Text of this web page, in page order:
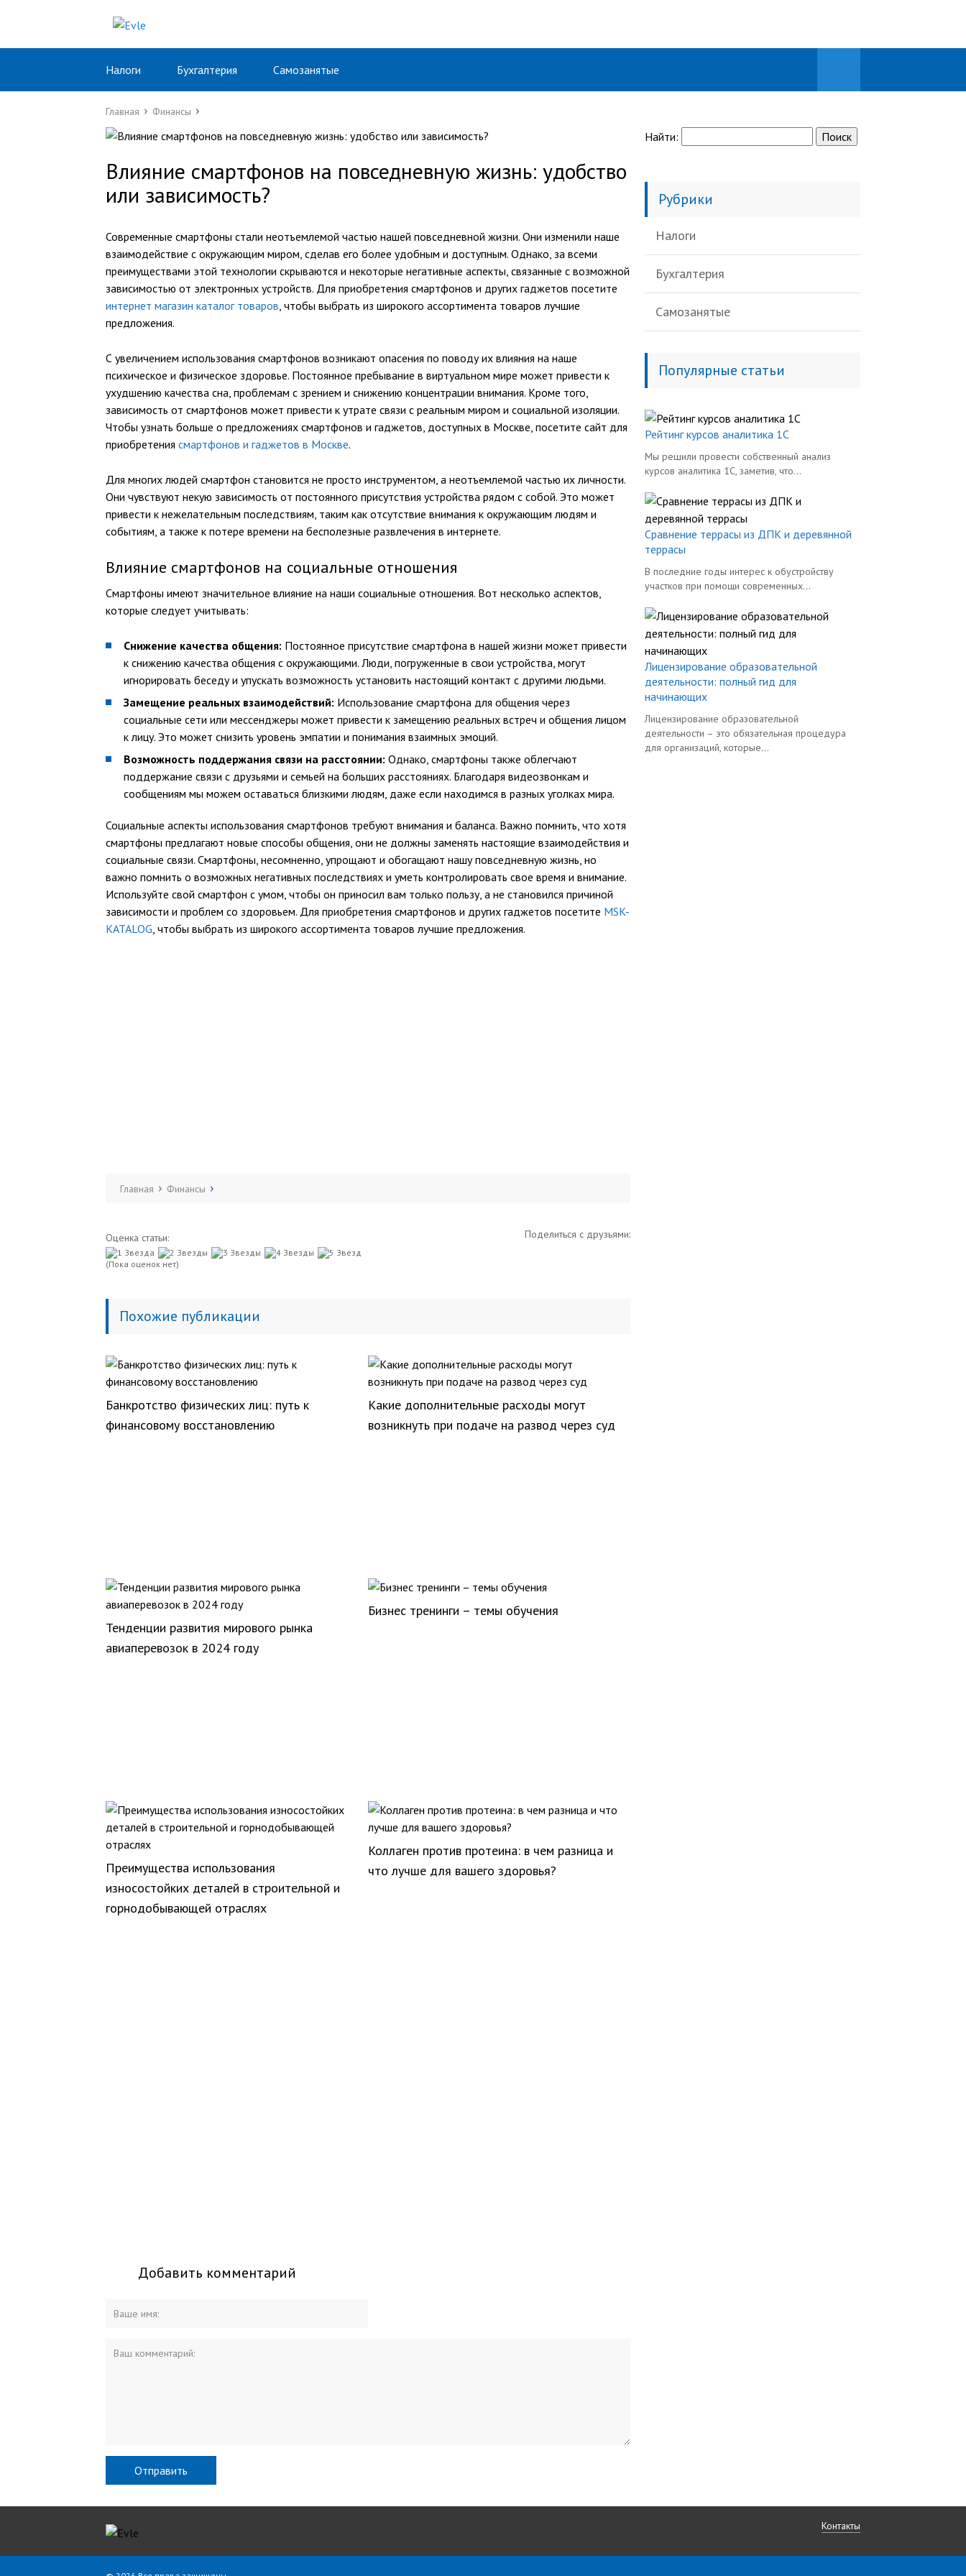
Налоги Бухгалтерия Самозанятые
Главная Финансы
Влияние смартфонов на повседневную жизнь: удобство
или зависимость?
Современные смартфоны стали неотъемлемой частью нашей повседневной жизни. Они изменили наше
взаимодействие с окружающим миром, сделав его более удобным и доступным. Однако, за всеми
преимуществами этой технологии скрываются и некоторые негативные аспекты, связанные с возможной
зависимостью от электронных устройств. Для приобретения смартфонов и других гаджетов посетите
интернет магазин каталог товаров, чтобы выбрать из широкого ассортимента товаров лучшие
предложения.
С увеличением использования смартфонов возникают опасения по поводу их влияния на наше
психическое и физическое здоровье. Постоянное пребывание в виртуальном мире может привести к
ухудшению качества сна, проблемам с зрением и снижению концентрации внимания. Кроме того,
зависимость от смартфонов может привести к утрате связи с реальным миром и социальной изоляции.
Чтобы узнать больше о предложениях смартфонов и гаджетов, доступных в Москве, посетите сайт для
приобретения смартфонов и гаджетов в Москве.
Для многих людей смартфон становится не просто инструментом, а неотъемлемой частью их личности.
Они чувствуют некую зависимость от постоянного присутствия устройства рядом с собой. Это может
привести к нежелательным последствиям, таким как отсутствие внимания к окружающим людям и
событиям, а также к потере времени на бесполезные развлечения в интернете.
Влияние смартфонов на социальные отношения
Смартфоны имеют значительное влияние на наши социальные отношения. Вот несколько аспектов,
которые следует учитывать:
Снижение качества общения: Постоянное присутствие смартфона в нашей жизни может привести
к снижению качества общения с окружающими. Люди, погруженные в свои устройства, могут
игнорировать беседу и упускать возможность установить настоящий контакт с другими людьми.
Замещение реальных взаимодействий: Использование смартфона для общения через
социальные сети или мессенджеры может привести к замещению реальных встреч и общения лицом
к лицу. Это может снизить уровень эмпатии и понимания взаимных эмоций.
Возможность поддержания связи на расстоянии: Однако, смартфоны также облегчают
поддержание связи с друзьями и семьей на больших расстояниях. Благодаря видеозвонкам и
сообщениям мы можем оставаться близкими людям, даже если находимся в разных уголках мира.
Социальные аспекты использования смартфонов требуют внимания и баланса. Важно помнить, что хотя
смартфоны предлагают новые способы общения, они не должны заменять настоящие взаимодействия и
социальные связи. Смартфоны, несомненно, упрощают и обогащают нашу повседневную жизнь, но
важно помнить о возможных негативных последствиях и уметь контролировать свое время и внимание.
Используйте свой смартфон с умом, чтобы он приносил вам только пользу, а не становился причиной
зависимости и проблем со здоровьем. Для приобретения смартфонов и других гаджетов посетите MSK-
KATALOG, чтобы выбрать из широкого ассортимента товаров лучшие предложения.
Главная Финансы
Оценка статьи:
(Пока оценок нет)
Поделиться с друзьями:
Похожие публикации
Банкротство физических лиц: путь к
финансовому восстановлению
Какие дополнительные расходы могут
возникнуть при подаче на развод через суд
Тенденции развития мирового рынка
авиаперевозок в 2024 году
Бизнес тренинги – темы обучения
Преимущества использования
износостойких деталей в строительной и
горнодобывающей отраслях
Коллаген против протеина: в чем разница и
что лучше для вашего здоровья?
Добавить комментарий
Найти:
Рубрики
Налоги
Бухгалтерия
Самозанятые
Популярные статьи
Рейтинг курсов аналитика 1С
Мы решили провести собственный анализ
курсов аналитика 1С, заметив, что...
Сравнение террасы из ДПК и деревянной
террасы
В последние годы интерес к обустройству
участков при помощи современных...
Лицензирование образовательной
деятельности: полный гид для
начинающих
Лицензирование образовательной
деятельности – это обязательная процедура
для организаций, которые...
Контакты